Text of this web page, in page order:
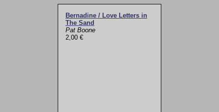
Bernadine / Love Letters in
The Sand
Pat Boone
2,00 €